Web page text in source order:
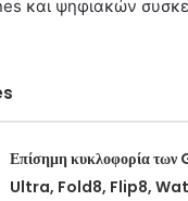
και ψηφιακών
Επίσημη κυκλοφορία
Ultra, Fold8, Flip8,